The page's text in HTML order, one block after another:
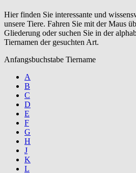
Hier finden Sie interessante und
unsere Tiere. Fahren Sie mit der Maus
Gliederung oder suchen Sie in der
Tiernamen der gesuchten Art.
Anfangsbuchstabe Tiername
A
B
C
D
E
F
G
H
J
K
L